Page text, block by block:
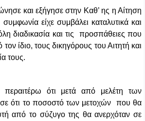
και εξήγησε στην Καθ’ ης η Αίτηση
συμφωνία είχε συμβάλει καταλυτικά και
διαδικασία και τις προσπάθειες που
ίδιο, τους δικηγόρους του Αιτητή και
τους.
περαιτέρω ότι μετά από μελέτη των
ότι το ποσοστό των μετοχών που θα
από το σύζυγο της θα ανερχόταν σε